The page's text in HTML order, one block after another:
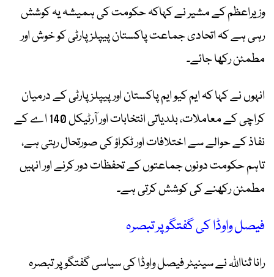
وزیراعظم کے مشیر نے کہاکہ حکومت کی ہمیشہ یہ کوشش
رہی ہے کہ اتحادی جماعت پاکستان پیپلز پارٹی کو خوش اور
مطمئن رکھا جائے۔
انہوں نے کہا کہ ایم کیو ایم پاکستان اور پیپلز پارٹی کے درمیان
کراچی کے معاملات، بلدیاتی انتخابات اور آرٹیکل 140 اے کے
نفاذ کے حوالے سے اختلافات اور ٹکراؤ کی صورتحال رہتی ہے،
تاہم حکومت دونوں جماعتوں کے تحفظات دور کرنے اور انہیں
مطمئن رکھنے کی کوشش کرتی ہے۔
فیصل واوڈا کی گفتگو پر تبصرہ
رانا ثنااللہ نے سینیٹر فیصل واوڈا کی سیاسی گفتگو پر تبصرہ